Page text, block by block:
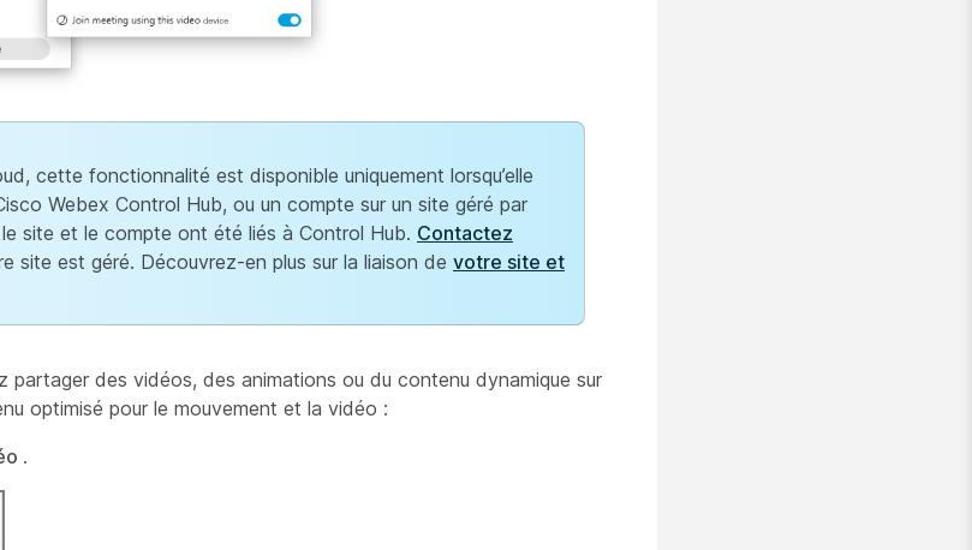
cette fonctionnalité est disponible uniquement lorsqu’elle
Webex Control Hub, ou un compte sur un site géré par
site et le compte ont été liés à Control Hub. Contactez
site est géré. Découvrez-en plus sur la liaison de votre site et
partager des vidéos, des animations ou du contenu dynamique sur
optimisé pour le mouvement et la vidéo :
.